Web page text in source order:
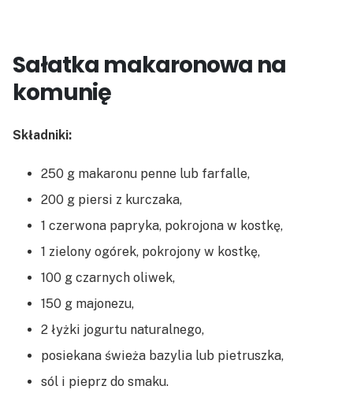
Sałatka makaronowa na
komunię
Składniki:
250 g makaronu penne lub farfalle,
200 g piersi z kurczaka,
1 czerwona papryka, pokrojona w kostkę,
1 zielony ogórek, pokrojony w kostkę,
100 g czarnych oliwek,
150 g majonezu,
2 łyżki jogurtu naturalnego,
posiekana świeża bazylia lub pietruszka,
sól i pieprz do smaku.